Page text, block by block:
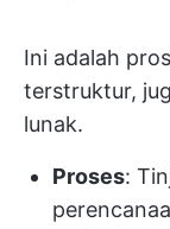
Ini adalah
terstruktur,
lunak.
Proses: